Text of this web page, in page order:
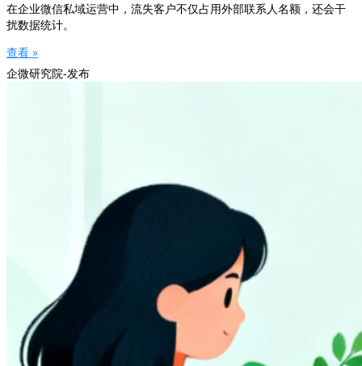
在企业微信私域运营中，流失客户不仅占用外部联系人名额，还会干
扰数据统计。
查看 »
企微研究院-发布